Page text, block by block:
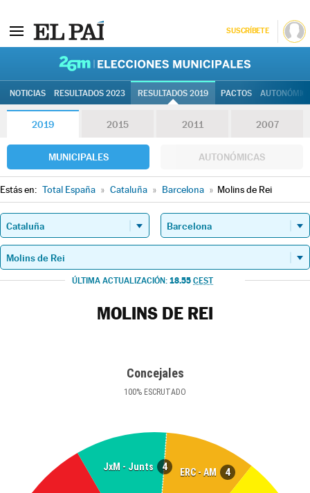
SUSCRÍBETE
NOTICIAS RESULTADOS 2023 RESULTADOS 2019 PACTOS
2019 2015 2011 2007
MUNICIPALES AUTONÓMICAS
Estás en: Total España » Cataluña » Barcelona » Molins de Rei
ÚLTIMA ACTUALIZACIÓN: 18.55 CEST
MOLINS DE REI
Concejales
100% ESCRUTADO
JxM - Junts 4 ERC - AM 4